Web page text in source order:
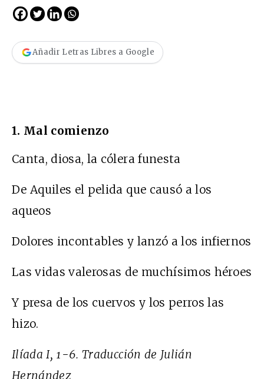
Añadir Letras Libres a Google
1. Mal comienzo
Canta, diosa, la cólera funesta
De Aquiles el pelida que causó a los
aqueos
Dolores incontables y lanzó a los infiernos
Las vidas valerosas de muchísimos héroes
Y presa de los cuervos y los perros las
hizo.
Ilíada I, 1-6. Traducción de Julián
Hernández